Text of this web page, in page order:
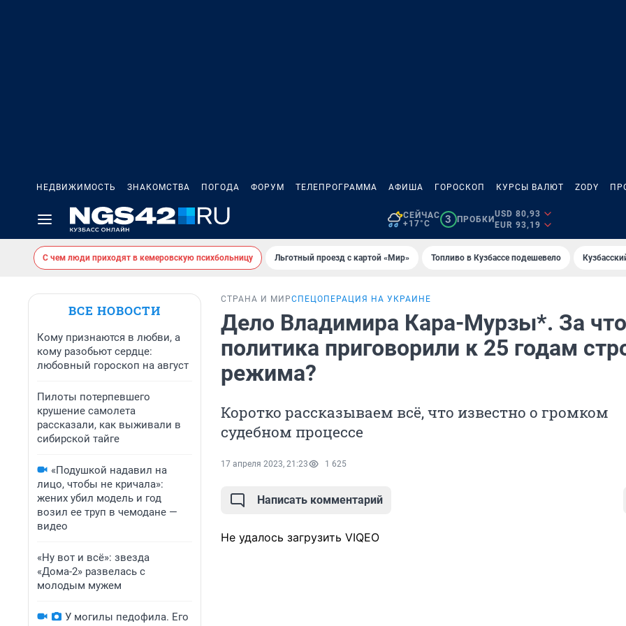
НЕДВИЖИМОСТЬ ЗНАКОМСТВА ПОГОДА ФОРУМ ТЕЛЕПРОГРАММА АФИША ГОРОСКОП КУРСЫ ВАЛЮТ ZODY
СЕЙЧАС
+17°C
3 ПРОБКИ
USD 80,93
EUR 93,19
С чем люди приходят в кемеровскую психбольницу Льготный проезд с картой «Мир» Топливо в Кузбассе подешевело
ВСЕ НОВОСТИ
Кому признаются в любви, а
кому разобьют сердце:
любовный гороскоп на август
Пилоты потерпевшего
крушение самолета
рассказали, как выживали в
сибирской тайге
«Подушкой надавил на
лицо, чтобы не кричала»:
жених убил модель и год
возил ее труп в чемодане —
видео
«Ну вот и всё»: звезда
«Дома-2» развелась с
молодым мужем
У могилы педофила. Его
СТРАНА И МИРСПЕЦОПЕРАЦИЯ НА УКРАИНЕ
Дело Владимира Кара-Мурзы*. За что
политика приговорили к 25 годам
режима?
Коротко рассказываем всё, что известно о громком
судебном процессе
17 апреля 2023, 21:23 1 625
Написать комментарий
Не удалось загрузить VIQEO